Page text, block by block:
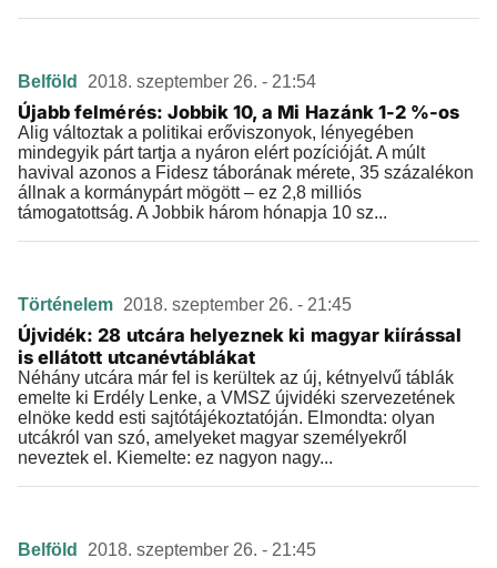
Belföld 2018. szeptember 26. - 21:54
Újabb felmérés: Jobbik 10, a Mi Hazánk 1-2 %-os
Alig változtak a politikai erőviszonyok, lényegében
mindegyik párt tartja a nyáron elért pozícióját. A múlt
havival azonos a Fidesz táborának mérete, 35 százalékon
állnak a kormánypárt mögött – ez 2,8 milliós
támogatottság. A Jobbik három hónapja 10 sz...
Történelem 2018. szeptember 26. - 21:45
Újvidék: 28 utcára helyeznek ki magyar kiírással
is ellátott utcanévtáblákat
Néhány utcára már fel is kerültek az új, kétnyelvű táblák
emelte ki Erdély Lenke, a VMSZ újvidéki szervezetének
elnöke kedd esti sajtótájékoztatóján. Elmondta: olyan
utcákról van szó, amelyeket magyar személyekről
neveztek el. Kiemelte: ez nagyon nagy...
Belföld 2018. szeptember 26. - 21:45